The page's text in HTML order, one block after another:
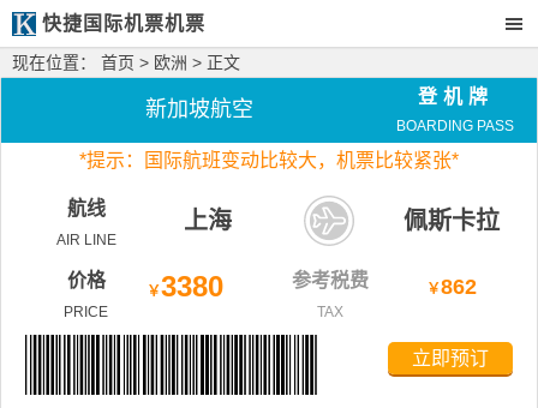
快捷国际机票机票
现在位置： 首页 > 欧洲 > 正文
新加坡航空
登机牌
BOARDING PASS
*提示：国际航班变动比较大， 机票比较紧张*
航线
AIR LINE
上海 佩斯卡拉
价格
PRICE
￥3380 参考税费
TAX
￥862
立即预订